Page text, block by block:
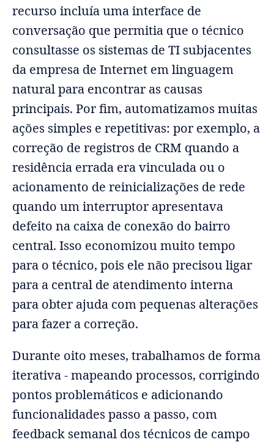
recurso incluía uma interface de
conversação que permitia que o técnico
consultasse os sistemas de TI subjacentes
da empresa de Internet em linguagem
natural para encontrar as causas
principais. Por fim, automatizamos muitas
ações simples e repetitivas: por exemplo, a
correção de registros de CRM quando a
residência errada era vinculada ou o
acionamento de reinicializações de rede
quando um interruptor apresentava
defeito na caixa de conexão do bairro
central. Isso economizou muito tempo
para o técnico, pois ele não precisou ligar
para a central de atendimento interna
para obter ajuda com pequenas alterações
para fazer a correção.
Durante oito meses, trabalhamos de forma
iterativa - mapeando processos, corrigindo
pontos problemáticos e adicionando
funcionalidades passo a passo, com
feedback semanal dos técnicos de campo